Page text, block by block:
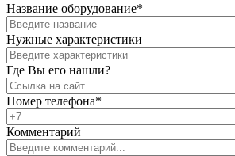
Название оборудование*
Нужные характеристики
Где Вы его нашли?
Номер телефона*
Комментарий